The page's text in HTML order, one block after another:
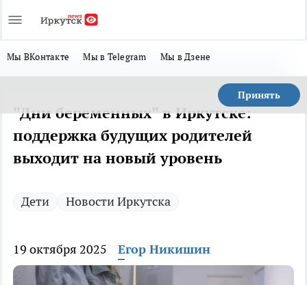
Мы ВКонтакте Мы в Telegram Мы в Дзене
Принять
"Дни беременных" в Иркутске:
поддержка будущих родителей
выходит на новый уровень
Дети Новости Иркутска
19 октября 2025 Егор Никишин